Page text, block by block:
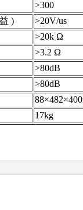
>300
)
>20V/us
>20k Ω
>3.2 Ω
>80dB
>80dB
17kg